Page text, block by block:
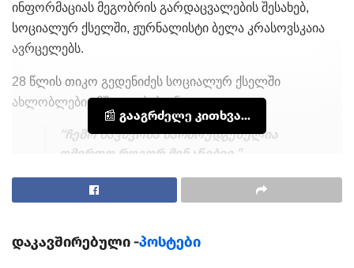
ინფორმაციას მეგობრის გარდაცვალების შესახებ,
სოციალურ ქსელში, ჟურნალისტი ბელა კრასოვსკაია
ავრცელებს.
28 წლის თიკო გედენიძეს სოციალურ ქსელში
ახლობლები ემშვიდობებიან.
“ჩემო ბავშვობა წარმოუდგენელია
ღმერთო როგორ მენანებიი ”
“როგორ უდა უყურო.შენს სურათს
ასეთ” – წერენ სოციალურ ქსელში.
როგორც ცნობილია ახალგაზრდა გოგონა
📰 გააგრძელე კითხვა...
დაკავშირებული -პოსტები